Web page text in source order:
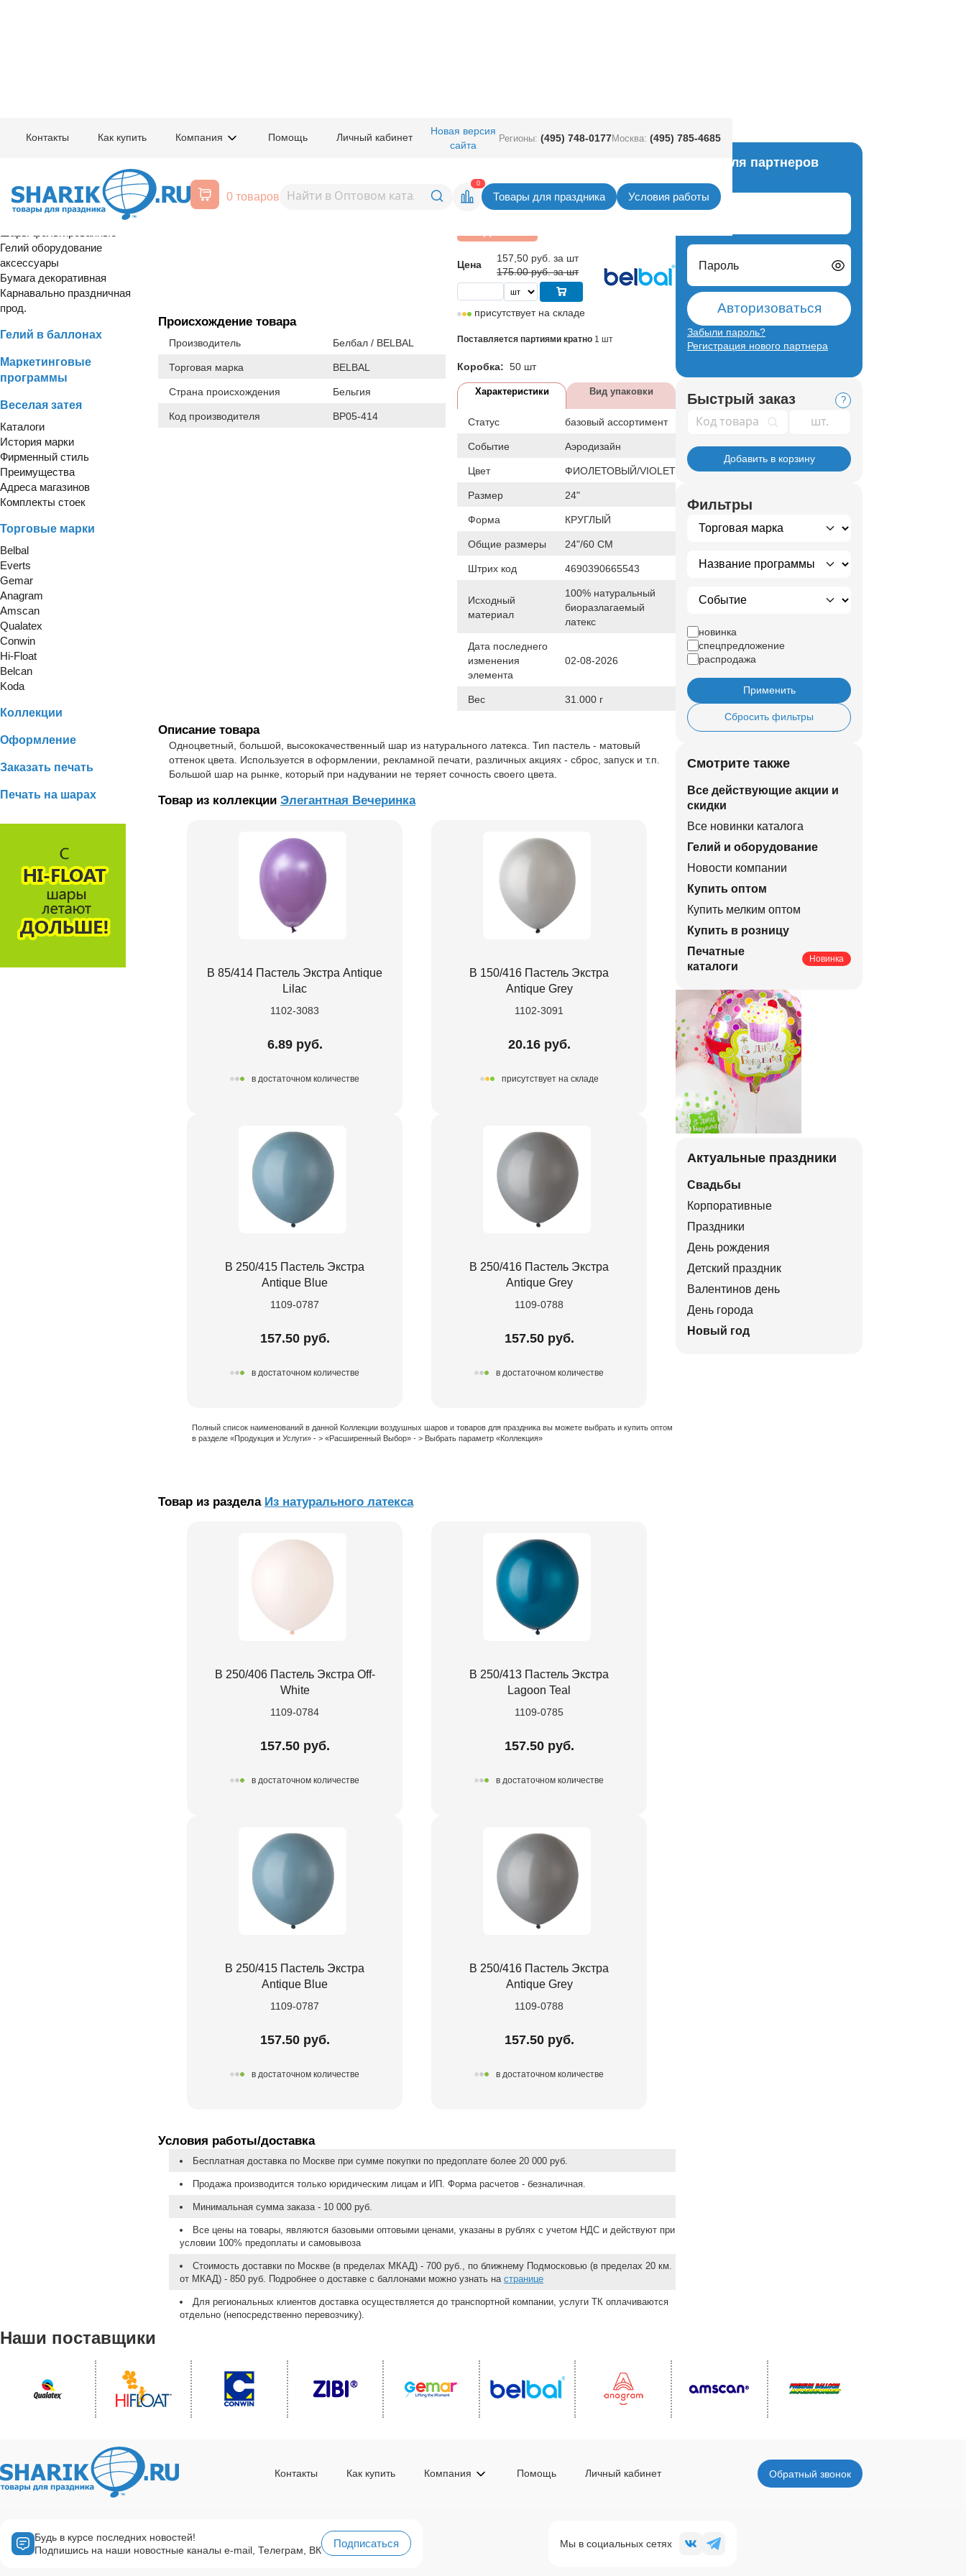
Контакты Как купить Компания Помощь Личный кабинет
Новая версия
сайта
Регионы: (495) 748-0177Москва: (495) 785-4685
0 товаров
0
Товары для праздника Условия работы
Расширенный поиск
Шары латексные
Гелий оборудование
аксессуары
Бумага декоративная
Карнавально праздничная
прод.
Гелий в баллонах
Маркетинговые
программы
Веселая затея
Каталоги
История марки
Фирменный стиль
Преимущества
Адреса магазинов
Комплекты стоек
Торговые марки
Belbal
Everts
Gemar
Anagram
Amscan
Qualatex
Conwin
Hi-Float
Belcan
Koda
Коллекции
Оформление
Заказать печать
Печать на шарах
1109-0786
Antique Lilac
Вернуться в раздел Из натурального латекса
Происхождение товара
Производитель Белбал / BELBAL
Торговая марка BELBAL
Страна происхождения Бельгия
Код производителя BP05-414
Цена
157,50 руб. за шт
175.00 руб. за шт
присутствует на складе
Поставляется партиями кратно 1 шт
Коробка: 50 шт
Характеристики Вид упаковки
Статус базовый ассортимент
Событие Аэродизайн
Цвет ФИОЛЕТОВЫЙ/VIOLET
Размер 24"
Форма КРУГЛЫЙ
Общие размеры 24"/60 СМ
Штрих код 4690390665543
Исходный
материал
100% натуральный
биоразлагаемый
латекс
Дата последнего
изменения
элемента
02-08-2026
Вес 31.000 г
Описание товара
Одноцветный, большой, высококачественный шар из натурального латекса. Тип пастель - матовый
оттенок цвета. Используется в оформлении, рекламной печати, различных акциях - сброс, запуск и т.п.
Большой шар на рынке, который при надувании не теряет сочность своего цвета.
Товар из коллекции Элегантная Вечеринка
В 85/414 Пастель Экстра Antique
Lilac
1102-3083
6.89 руб.
в достаточном количестве
В 150/416 Пастель Экстра
Antique Grey
1102-3091
20.16 руб.
присутствует на складе
В 250/415 Пастель Экстра
Antique Blue
1109-0787
157.50 руб.
в достаточном количестве
В 250/416 Пастель Экстра
Antique Grey
1109-0788
157.50 руб.
в достаточном количестве
Полный список наименований в данной Коллекции воздушных шаров и товаров для праздника вы можете выбрать и купить оптом
в разделе «Продукция и Услуги» - > «Расширенный Выбор» - > Выбрать параметр «Коллекция»
Товар из раздела Из натурального латекса
В 250/406 Пастель Экстра Off-
White
1109-0784
157.50 руб.
в достаточном количестве
В 250/413 Пастель Экстра
Lagoon Teal
1109-0785
157.50 руб.
в достаточном количестве
В 250/415 Пастель Экстра
Antique Blue
1109-0787
157.50 руб.
в достаточном количестве
В 250/416 Пастель Экстра
Antique Grey
1109-0788
157.50 руб.
в достаточном количестве
Условия работы/доставка
Бесплатная доставка по Москве при сумме покупки по предоплате более 20 000 руб.
Продажа производится только юридическим лицам и ИП. Форма расчетов - безналичная.
Минимальная сумма заказа - 10 000 руб.
Все цены на товары, являются базовыми оптовыми ценами, указаны в рублях с учетом НДС и действуют при
условии 100% предоплаты и самовывоза
Стоимость доставки по Москве (в пределах МКАД) - 700 руб., по ближнему Подмосковью (в пределах 20 км.
от МКАД) - 850 руб. Подробнее о доставке с баллонами можно узнать на странице
Для региональных клиентов доставка осуществляется до транспортной компании, услуги ТК оплачиваются
отдельно (непосредственно перевозчику).
Вход для партнеров
Логин
Пароль
Авторизоваться
Забыли пароль?
Регистрация нового партнера
Быстрый заказ ?
Код товара
Добавить в корзину
Фильтры
новинка
спецпредложение
распродажа
Применить
Сбросить фильтры
Смотрите также
Все действующие акции и
скидки
Все новинки каталога
Гелий и оборудование
Новости компании
Купить оптом
Купить мелким оптом
Купить в розницу
Печатные
каталоги
Новинка
Актуальные праздники
Свадьбы
Корпоративные
Праздники
День рождения
Детский праздник
Валентинов день
День города
Новый год
Наши поставщики
Контакты Как купить Компания Помощь Личный кабинет Обратный звонок
Будь в курсе последних новостей!
Подпишись на наши новостные каналы e-mail, Телеграм, ВК
Подписаться Мы в социальных сетях